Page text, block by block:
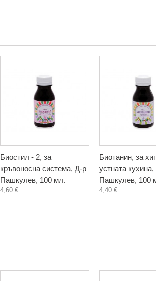
Биостил - 2, за
кръвоносна система, Д-р
Пашкулев, 100 мл.
4,60 €
Биотанин, за
устната
Пашкулев, 100
4,40 €